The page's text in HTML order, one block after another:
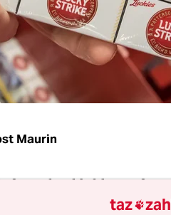
Maurin
Schockbilder auf
verdecken. Die taz 